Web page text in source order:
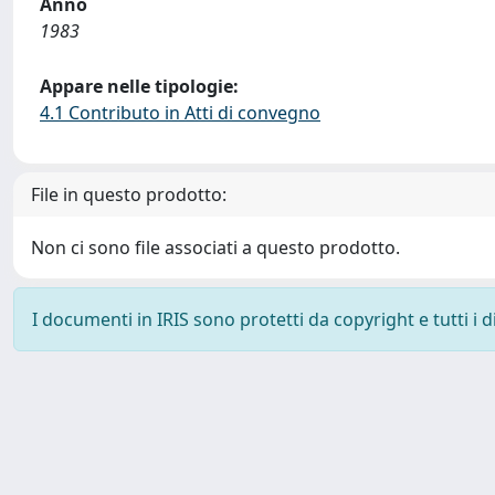
1983
Appare nelle tipologie:
4.1 Contributo in Atti di convegno
File in questo prodotto:
Non ci sono file associati a questo prodotto.
I documenti in IRIS sono protetti da copyright e tutti i